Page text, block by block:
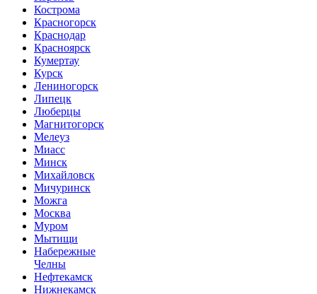
Кострома
Красногорск
Краснодар
Красноярск
Кумертау
Курск
Лениногорск
Липецк
Люберцы
Магнитогорск
Мелеуз
Миасс
Минск
Михайловск
Мичуринск
Можга
Москва
Муром
Мытищи
Набережные
Челны
Нефтекамск
Нижнекамск